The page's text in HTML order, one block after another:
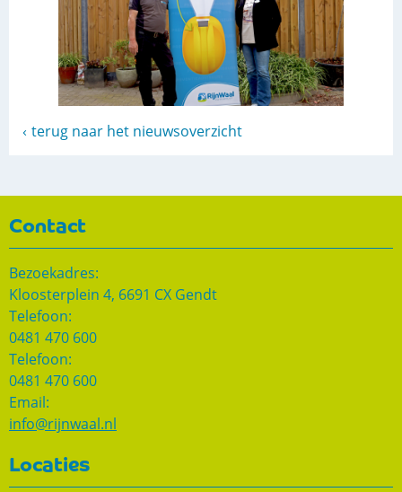
terug naar het nieuwsoverzicht
Contact
Bezoekadres:
Kloosterplein 4, 6691 CX Gendt
Telefoon:
0481 470 600
Telefoon:
0481 470 600
Email:
info@rijnwaal.nl
Locaties